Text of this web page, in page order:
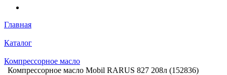
Главная
Каталог
Компрессорное масло
Компрессорное масло Mobil RARUS 827 208л (152836)